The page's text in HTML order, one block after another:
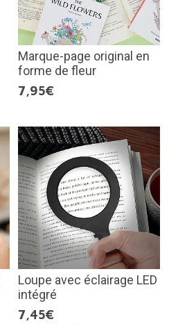
Marque-page original en
forme de fleur
7,95€
Loupe avec éclairage LED
intégré
7,45€